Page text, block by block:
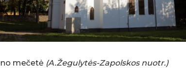
mečetė (A.Žegulytės-Zapolskos nuotr.)